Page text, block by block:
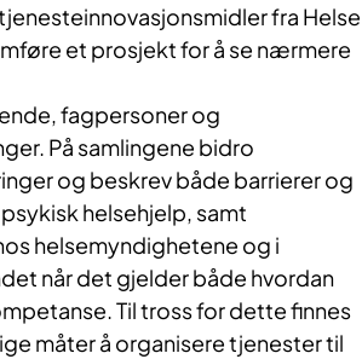
fra Helse
et prosjekt for å se nærmere
fagpersoner og
På samlingene bidro
og beskrev både barrierer og
helsehjelp, samt
helsemyndighetene og i
når det gjelder både hvordan
Til tross for dette finnes
måter å organisere tjenester til